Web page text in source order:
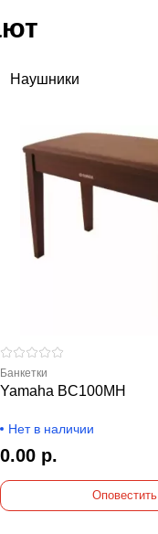
Наушники
Банкетки
Yamaha BC100MH
Нет в наличии
0.00 р.
Оповестить